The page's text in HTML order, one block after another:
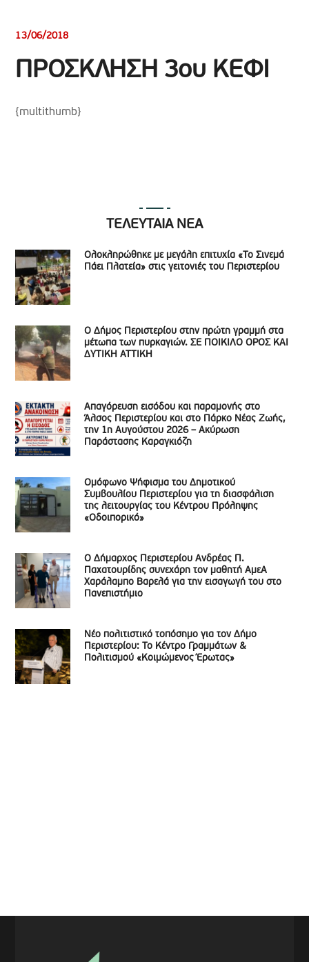
13/06/2018
ΠΡΟΣΚΛΗΣΗ 3ου ΚΕΦΙ
{multithumb}
ΤΕΛΕΥΤΑΙΑ ΝΕΑ
Ολοκληρώθηκε με μεγάλη επιτυχία «Το Σινεμά
Πάει Πλατεία» στις γειτονιές του Περιστερίου
Ο Δήμος Περιστερίου στην πρώτη γραμμή στα
μέτωπα των πυρκαγιών. ΣΕ ΠΟΙΚΙΛΟ ΟΡΟΣ ΚΑΙ
ΔΥΤΙΚΗ ΑΤΤΙΚΗ
Απαγόρευση εισόδου και παραμονής στο
Άλσος Περιστερίου και στο Πάρκο Νέας Ζωής,
την 1η Αυγούστου 2026 – Ακύρωση
Παράστασης Καραγκιόζη
Ομόφωνο Ψήφισμα του Δημοτικού
Συμβουλίου Περιστερίου για τη διασφάλιση
της λειτουργίας του Κέντρου Πρόληψης
«Οδοιπορικό»
Ο Δήμαρχος Περιστερίου Ανδρέας Π.
Παχατουρίδης συνεχάρη τον μαθητή ΑμεΑ
Χαράλαμπο Βαρελά για την εισαγωγή του στο
Πανεπιστήμιο
Νέο πολιτιστικό τοπόσημο για τον Δήμο
Περιστερίου: Το Κέντρο Γραμμάτων &
Πολιτισμού «Κοιμώμενος Έρωτας»